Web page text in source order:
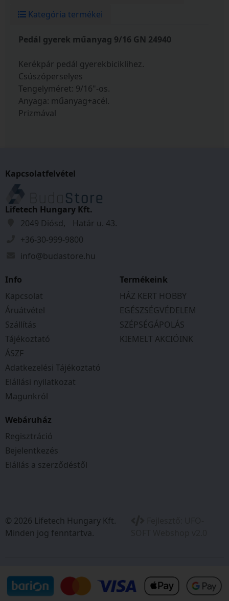
Kategória termékei
Pedál gyerek műanyag 9/16 GN 24940
Kerékpár pedál gyerekbiciklihez.
Csúszóperselyes
Tengelyméret: 9/16"-os.
Anyaga: műanyag+acél.
Prizmával
Kapcsolatfelvétel
Lifetech Hungary Kft.
2049 Diósd, Határ u. 43.
+36-30-999-9800
info@budastore.hu
Info
Kapcsolat
Áruátvétel
Szállítás
Tájékoztató
ÁSZF
Adatkezelési Tájékoztató
Elállási nyilatkozat
Magunkról
Termékeink
HÁZ KERT HOBBY
EGÉSZSÉGVÉDELEM
SZÉPSÉGÁPOLÁS
KIEMELT AKCIÓINK
Webáruház
Regisztráció
Bejelentkezés
Elállás a szerződéstől
© 2026 Lifetech Hungary Kft.
Minden jog fenntartva.